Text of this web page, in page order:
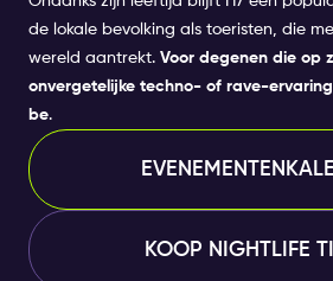
Tijd: 23:00 - 04:00 (be inside before 1
Gastenlijst info: Door dit Special Event
wordt je op de gastenlijst voor het
kiezen zonder extra. kosten.
de lokale bevolking als toeristen, die
wereld aantrekt. Voor degenen die op
onvergetelijke techno- of rave-
be.
KOOP NIGHTLIFE